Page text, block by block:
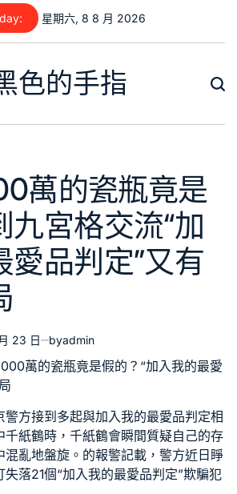
星期六, 8 8 月 2026
色的手指
萬的瓷瓶竟是
九宮格交流“加
愛品判定”又有
23 日 byadmin
萬的瓷瓶竟是假的？“加入我的最愛
警方接到多起與加入我的最愛品判定相
千紙鶴時，千紙鶴會瞬間質疑自己的存
混亂地盤旋。的報警記載，警方近日睜
落21個“加入我的最愛品判定”欺騙犯